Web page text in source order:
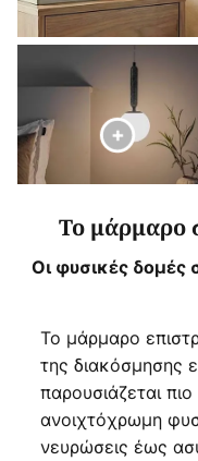
Το μάρμαρο
Οι φυσικές δομές
Το μάρμαρο
της διακόσμησης
παρουσιάζεται
ανοιχτόχρωμη
νευρώσεις έως